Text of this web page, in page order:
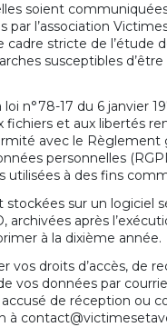
soient
par l’association
cadre stricte de l’étude
susceptibles d’être
n°78-17 du 6 janvier
fichiers et aux libertés
avec le Règlement
personnelles
utilisées à des fins
stockées sur un logiciel
archivées après
à la dixième année.
vos droits d’accès, de
vos données par
de réception ou
à